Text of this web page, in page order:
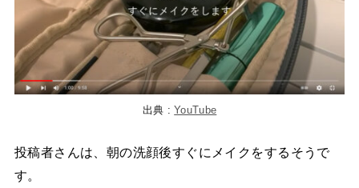
出典 :YouTube
投稿者さんは、朝の洗顔後すぐにメイクをするそうで
す。